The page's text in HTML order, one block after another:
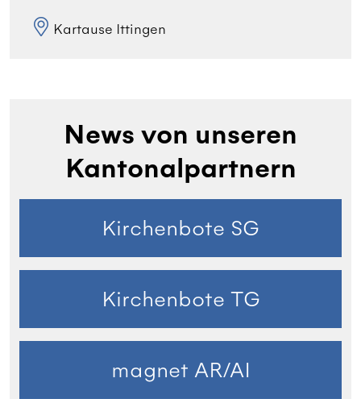
Kartause Ittingen
News von unseren
Kantonalpartnern
Kirchenbote SG
Kirchenbote TG
magnet AR/AI